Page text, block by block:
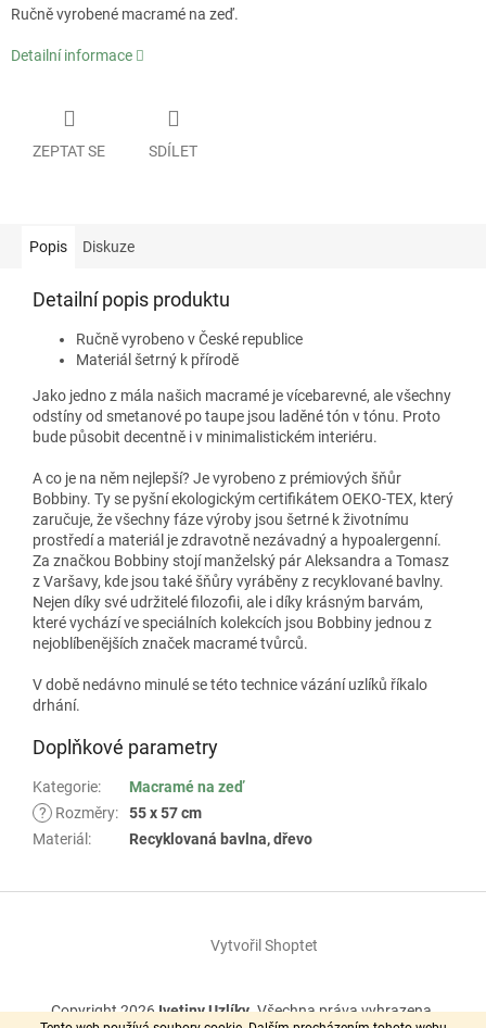
Ručně vyrobené macramé na zeď.
Detailní informace
ZEPTAT SE SDÍLET
Popis Diskuze
Detailní popis produktu
Ručně vyrobeno v České republice
Materiál šetrný k přírodě
Jako jedno z mála našich macramé je vícebarevné, ale všechny
odstíny od smetanové po taupe jsou laděné tón v tónu. Proto
bude působit decentně i v minimalistickém interiéru.
A co je na něm nejlepší? Je vyrobeno z prémiových šňůr
Bobbiny. Ty se pyšní ekologickým certifikátem OEKO-TEX, který
zaručuje, že všechny fáze výroby jsou šetrné k životnímu
prostředí a materiál je zdravotně nezávadný a hypoalergenní.
Za značkou Bobbiny stojí manželský pár Aleksandra a Tomasz
z Varšavy, kde jsou také šňůry vyráběny z recyklované bavlny.
Nejen díky své udržitelé filozofii, ale i díky krásným barvám,
které vychází ve speciálních kolekcích jsou Bobbiny jednou z
nejoblíbenějších značek macramé tvůrců.
V době nedávno minulé se této technice vázání uzlíků říkalo
drhání.
Doplňkové parametry
Kategorie:
Macramé na zeď
?
Rozměry:
55 x 57 cm
Materiál : Recyklovaná bavlna, dřevo
Vytvořil Shoptet
Copyright 2026Ivetiny Uzlíky. Všechna práva vyhrazena.